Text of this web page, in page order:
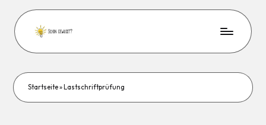
Startseite» Lastschriftprüfung